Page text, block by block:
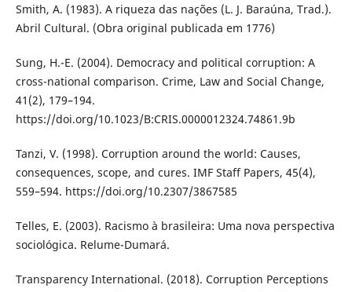
Smith, A. (1983). A riqueza das nações (L. J. Baraúna, Trad.).
Abril Cultural. (Obra original publicada em 1776)
Sung, H.-E. (2004). Democracy and political corruption: A
cross-national comparison. Crime, Law and Social Change,
41(2), 179–194.
https://doi.org/10.1023/B:CRIS.0000012324.74861.9b
Tanzi, V. (1998). Corruption around the world: Causes,
consequences, scope, and cures. IMF Staff Papers, 45(4),
559–594. https://doi.org/10.2307/3867585
Telles, E. (2003). Racismo à brasileira: Uma nova perspectiva
sociológica. Relume-Dumará.
Transparency International. (2018). Corruption Perceptions